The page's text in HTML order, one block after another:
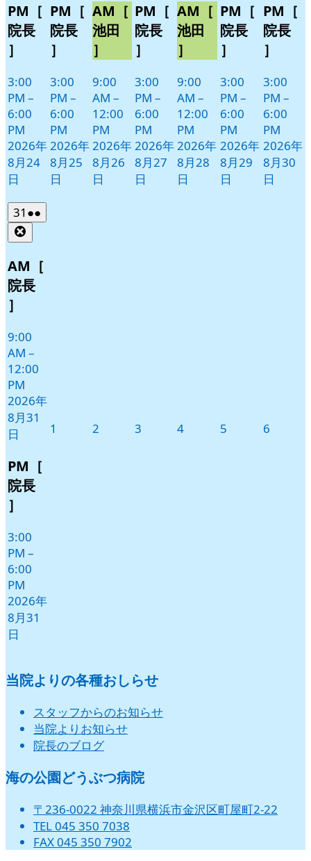
PM［
院長
］
3:00
PM –
6:00
PM
2026年
8月24
日
PM［
院長
］
3:00
PM –
6:00
PM
2026年
8月25
日
AM［
池田
］
9:00
AM –
12:00
PM
2026年
8月26
日
PM［
院長
］
3:00
PM –
6:00
PM
2026年
8月27
日
AM［
池田
］
9:00
AM –
12:00
PM
2026年
8月28
日
PM［
院長
］
3:00
PM –
6:00
PM
2026年
8月29
日
PM［
院長
］
3:00
PM –
6:00
PM
2026年
8月30
日
31 2026
年
8
月
31
日
●●
件
イ
ベ
AM［
院長
］
9:00
AM –
12:00
PM
2026年
8月31
日
PM［
院長
］
3:00
PM –
6:00
PM
2026年
8月31
日
1 2 3 42026
5 6
当院よりの各種おしらせ
スタッフからのお知らせ
当院よりお知らせ
院長のブログ
海の公園どうぶつ病院
〒236-0022 神奈川県横浜市金沢区町屋町2-22
TEL 045 350 7038
FAX 045 350 7902